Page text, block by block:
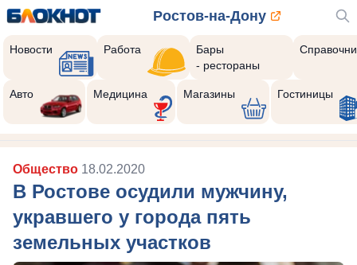
Ростов-на-Дону
Новости Работа
Бары
- рестораны
Авто Медицина Магазины Гостиницы
Общество 18.02.2020
В Ростове осудили мужчину,
укравшего у города пять
земельных участков